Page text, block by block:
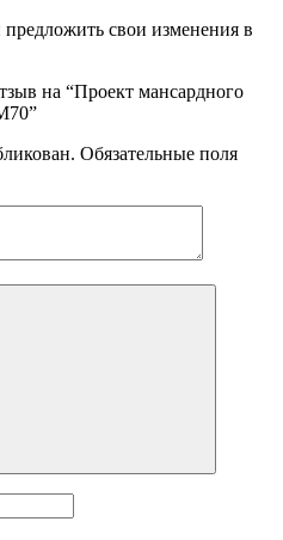
свои изменения в
на “Проект мансардного
Обязательные поля